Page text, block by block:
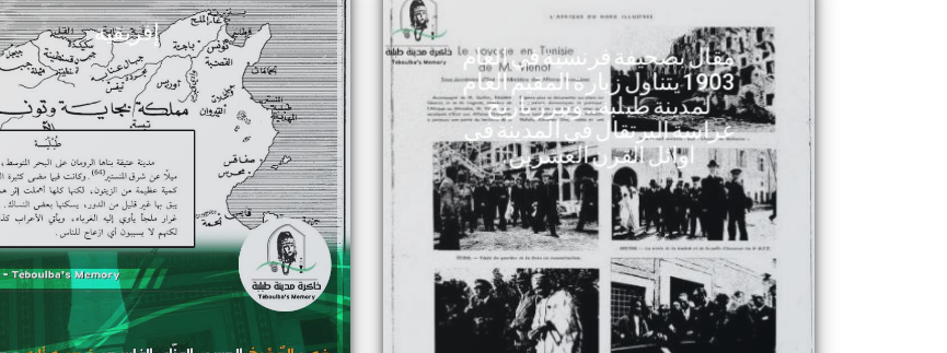
مقال بصحيفة فرنسية في العام
1903 يتناول زيارة المقيم العام
لمدينة طبلبة.. ويبرز تاريخ
غراسة البرتقال في المدينة في
اوائل القرن العشرين.
إفريقية